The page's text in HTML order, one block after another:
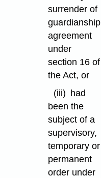
surrender of
guardianship
agreement
under
section 16 of
the Act, or
(iii) had
been the
subject of a
supervisory,
temporary or
permanent
order under